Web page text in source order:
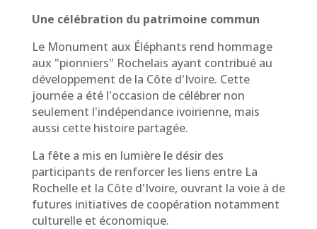
Une célébration du patrimoine commun
Le Monument aux Éléphants rend hommage
aux "pionniers" Rochelais ayant contribué au
développement de la Côte d'Ivoire. Cette
journée a été l'occasion de célébrer non
seulement l'indépendance ivoirienne, mais
aussi cette histoire partagée.
La fête a mis en lumière le désir des
participants de renforcer les liens entre La
Rochelle et la Côte d'Ivoire, ouvrant la voie à de
futures initiatives de coopération notamment
culturelle et économique.